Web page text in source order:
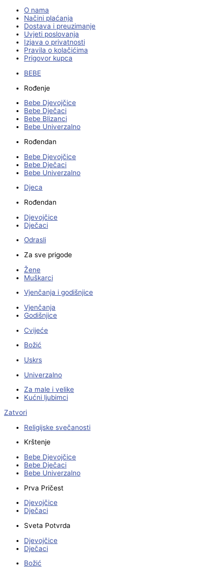
O nama
Načini plaćanja
Dostava i preuzimanje
Uvjeti poslovanja
Izjava o privatnosti
Pravila o kolačićima
Prigovor kupca
BEBE
Rođenje
Bebe Djevojčice
Bebe Dječaci
Bebe Blizanci
Bebe Univerzalno
Rođendan
Bebe Djevojčice
Bebe Dječaci
Bebe Univerzalno
Djeca
Rođendan
Djevojčice
Dječaci
Odrasli
Za sve prigode
Žene
Muškarci
Vjenčanja i godišnjice
Vjenčanja
Godišnjice
Cvijeće
Božić
Uskrs
Univerzalno
Za male i velike
Kućni ljubimci
Zatvori
Religijske svečanosti
Krštenje
Bebe Djevojčice
Bebe Dječaci
Bebe Univerzalno
Prva Pričest
Djevojčice
Dječaci
Sveta Potvrda
Djevojčice
Dječaci
Božić